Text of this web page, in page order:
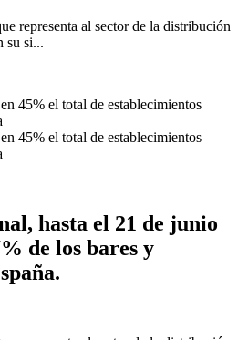
representa al sector de la distribución
su si...
hasta el 21 de junio
de los bares y